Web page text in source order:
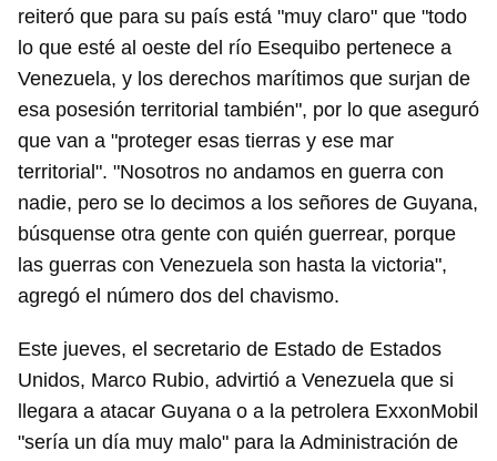
reiteró que para su país está "muy claro" que "todo
lo que esté al oeste del río Esequibo pertenece a
Venezuela, y los derechos marítimos que surjan de
esa posesión territorial también", por lo que aseguró
que van a "proteger esas tierras y ese mar
territorial". "Nosotros no andamos en guerra con
nadie, pero se lo decimos a los señores de Guyana,
búsquense otra gente con quién guerrear, porque
las guerras con Venezuela son hasta la victoria",
agregó el número dos del chavismo.
Este jueves, el secretario de Estado de Estados
Unidos, Marco Rubio, advirtió a Venezuela que si
llegara a atacar Guyana o a la petrolera ExxonMobil
"sería un día muy malo" para la Administración de